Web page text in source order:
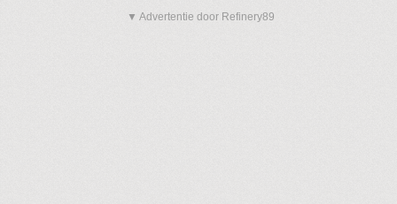
▼ Advertentie door Refinery89